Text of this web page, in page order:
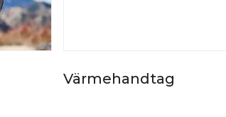
Värmehandtag